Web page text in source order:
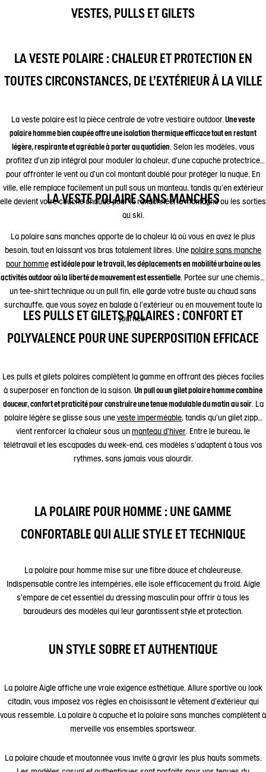
VESTES, PULLS ET GILETS
LA VESTE POLAIRE : CHALEUR ET PROTECTION EN
TOUTES CIRCONSTANCES, DE L'EXTÉRIEUR À LA VILLE
La veste polaire est la pièce centrale de votre vestiaire outdoor. Une veste
polaire homme bien coupée offre une isolation thermique efficace tout en restant
légère, respirante et agréable à porter au quotidien. Selon les modèles, vous
profitez d’un zip intégral pour moduler la chaleur, d’une capuche protectrice
pour affronter le vent ou d’un col montant doublé pour protéger la nuque. En
ville, elle remplace facilement un pull sous un manteau, tandis qu’en extérieur
elle devient votre couche chaude pour la randonnée, la montagne ou les sorties
au ski.
LA VESTE POLAIRE SANS MANCHES
La polaire sans manches apporte de la chaleur là où vous en avez le plus
besoin, tout en laissant vos bras totalement libres. Une polaire sans manche
pour homme est idéale pour le travail, les déplacements en mobilité urbaine ou les
activités outdoor où la liberté de mouvement est essentielle. Portée sur une chemise,
un tee-shirt technique ou un pull fin, elle garde votre buste au chaud sans
surchauffe, que vous soyez en balade à l’extérieur ou en mouvement toute la
journée.
LES PULLS ET GILETS POLAIRES : CONFORT ET
POLYVALENCE POUR UNE SUPERPOSITION EFFICACE
Les pulls et gilets polaires complètent la gamme en offrant des pièces faciles
à superposer en fonction de la saison. Un pull ou un gilet polaire homme combine
douceur, confort et praticité pour construire une tenue modulable du matin au soir. La
polaire légère se glisse sous une veste imperméable, tandis qu’un gilet zippé
vient renforcer la chaleur sous un manteau d’hiver. Entre le bureau, le
télétravail et les escapades du week-end, ces modèles s’adaptent à tous vos
rythmes, sans jamais vous alourdir.
LA POLAIRE POUR HOMME : UNE GAMME
CONFORTABLE QUI ALLIE STYLE ET TECHNIQUE
La polaire pour homme mise sur une fibre douce et chaleureuse.
Indispensable contre les intempéries, elle isole efficacement du froid. Aigle
s'empare de cet essentiel du dressing masculin pour offrir à tous les
baroudeurs des modèles qui leur garantissent style et protection.
UN STYLE SOBRE ET AUTHENTIQUE
La polaire Aigle affiche une vraie exigence esthétique. Allure sportive ou look
citadin, vous imposez vos règles en choisissant le vêtement d'extérieur qui
vous ressemble. La polaire à capuche et la polaire sans manches complètent à
merveille vos ensembles sportswear.
La polaire chaude et moutonnée vous invite à gravir les plus hauts sommets.